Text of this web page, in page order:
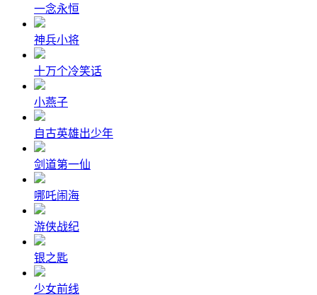
一念永恒
神兵小将
十万个冷笑话
小燕子
自古英雄出少年
剑道第一仙
哪吒闹海
游侠战纪
银之匙
少女前线